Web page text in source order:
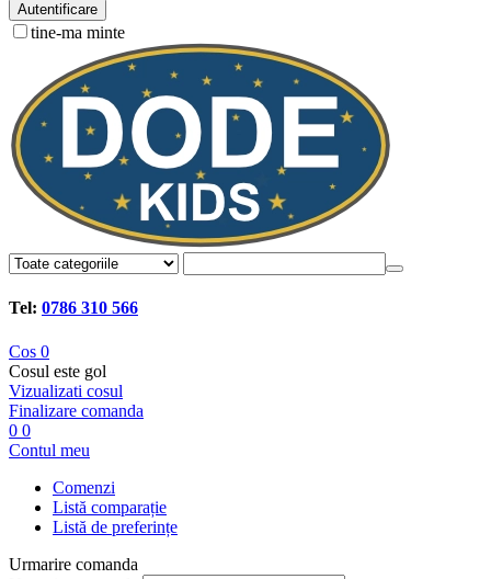
Autentificare
tine-ma minte
Tel: 0786 310 566
Cos 0
Cosul este gol
Vizualizati cosul
Finalizare comanda
0 0
Contul meu
Comenzi
Listă comparație
Listă de preferințe
Urmarire comanda